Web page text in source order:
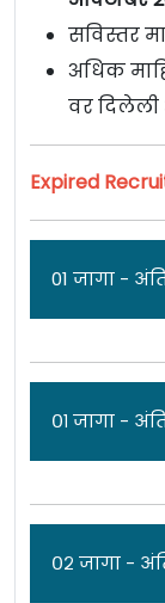
सविस्तर
अधिक
वर
Expired
01 जागा -
हॉस्पीटल
Medical
Pune] पुणे येथे
०१ जागा -
०२ जागा -